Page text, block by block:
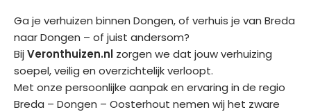
Ga je verhuizen binnen Dongen, of verhuis je van Breda
naar Dongen – of juist andersom?
BijVeronthuizen.nl zorgen we dat jouw verhuizing
soepel, veilig en overzichtelijk verloopt.
Met onze persoonlijke aanpak en ervaring in de regio
Breda – Dongen – Oosterhout nemen wij het zware